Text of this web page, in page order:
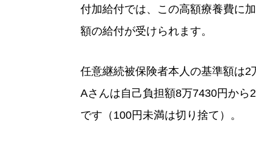
付加給付では、この高額療養費に
額の給付が受けられます。
任意継続被保険者本人の基準額は2
Aさんは自己負担額8万7430円から
です（100円未満は切り捨て）。